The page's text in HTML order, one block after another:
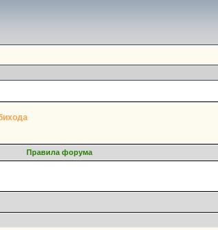
Правила форума